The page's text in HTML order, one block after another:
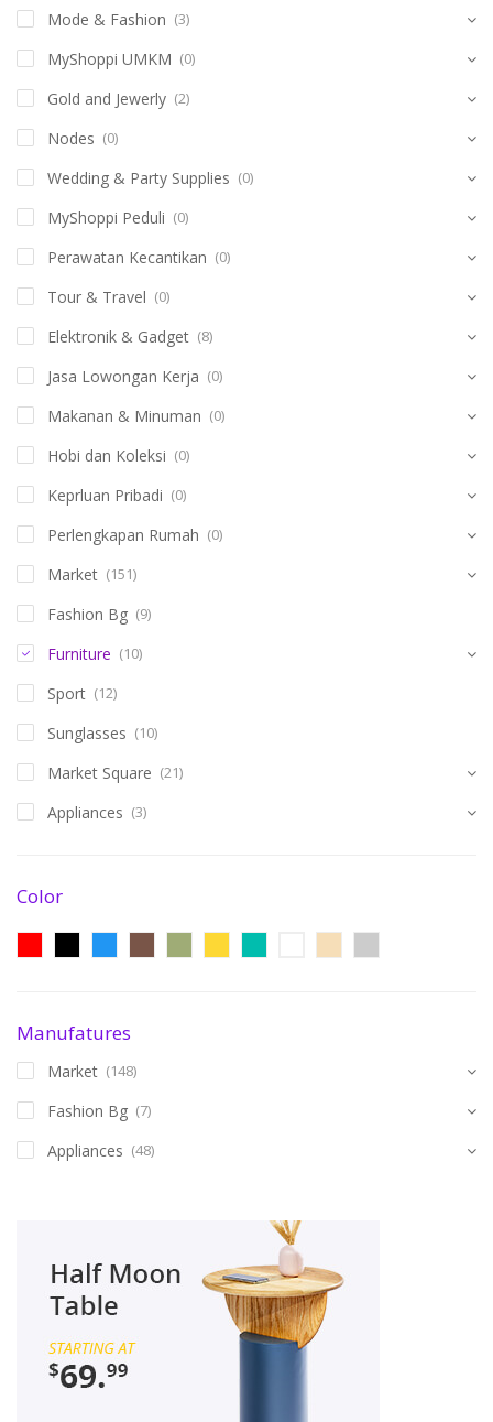
Mode & Fashion (3)
MyShoppi UMKM (0)
Gold and Jewerly (2)
Nodes (0)
Wedding & Party Supplies (0)
MyShoppi Peduli (0)
Perawatan Kecantikan (0)
Tour & Travel (0)
Elektronik & Gadget (8)
Jasa Lowongan Kerja (0)
Makanan & Minuman (0)
Hobi dan Koleksi (0)
Keprluan Pribadi (0)
Perlengkapan Rumah (0)
Market (151)
Fashion Bg (9)
Furniture (10)
Sport (12)
Sunglasses (10)
Market Square (21)
Appliances (3)
Color
Manufatures
Market (148)
Fashion Bg (7)
Appliances (48)